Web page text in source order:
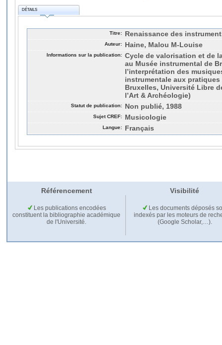
DÉTAILS
Titre: Renaissance des
Auteur: Haine, Malou M-Louise
Informations sur la publication: Cycle de valorisation et de
au Musée instrumental de
l’interprétation des
instrumentale aux pratiques
Bruxelles, Université Libre
l’Art & Archéologie)
Statut de publication: Non publié, 1988
Sujet CREF: Musicologie
Langue: Français
Référencement Visibilité
Les publications encodées
constituent la bibliographie académique
de l'Université.
Les documents déposés
indexés par les moteurs de
(Google Scholar,…).